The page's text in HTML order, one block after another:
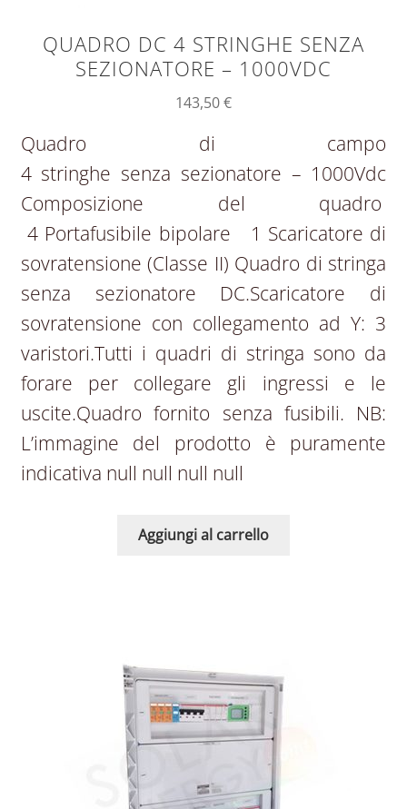
QUADRO DC 4 STRINGHE SENZA
SEZIONATORE – 1000VDC
143,50€
Quadro di campo
4 stringhe senza sezionatore – 1000Vdc
Composizione del quadro
4 Portafusibile bipolare 1 Scaricatore di
sovratensione (Classe II) Quadro di stringa
senza sezionatore DC.Scaricatore di
sovratensione con collegamento ad Y: 3
varistori.Tutti i quadri di stringa sono da
forare per collegare gli ingressi e le
uscite.Quadro fornito senza fusibili. NB:
L’immagine del prodotto è puramente
indicativa null null null null
Aggiungi al carrello